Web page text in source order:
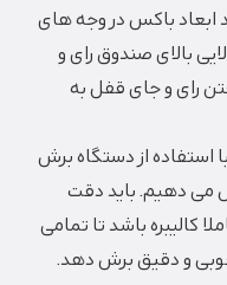
ابعاد باکس در وجه های
بالای صندوق رای و
رای و جای قفل به
استفاده از دستگاه برش
می دهیم. باید دقت
کالیبره باشد تا تمامی
خوبی و دقیق برش دهد.